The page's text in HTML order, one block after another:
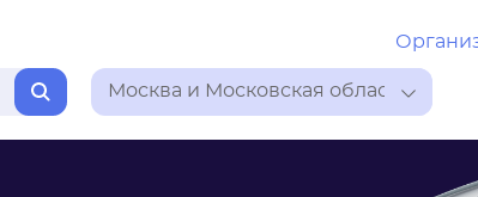
Москва и Московская область